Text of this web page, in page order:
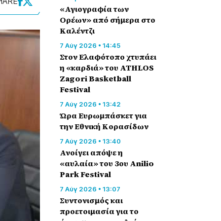
«Αγιογραφία των
Ορέων» από σήμερα στο
Καλέντζι
7 Αύγ 2026 • 14:45
Στον Ελαφότοπο χτυπάει
η «καρδιά» του ATHLOS
Zagori Basketball
Festival
7 Αύγ 2026 • 13:42
Ώρα Ευρωμπάσκετ για
την Εθνική Κορασίδων
7 Αύγ 2026 • 13:40
Ανοίγει απόψε η
«αυλαία» του 3ου Anilio
Park Festival
7 Αύγ 2026 • 13:07
Συντονισμός και
προετοιμασία για το